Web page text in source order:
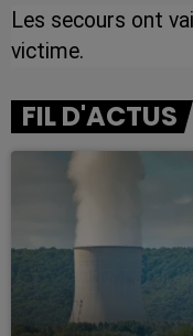
Les secours ont
victime.
FIL D'ACTUS